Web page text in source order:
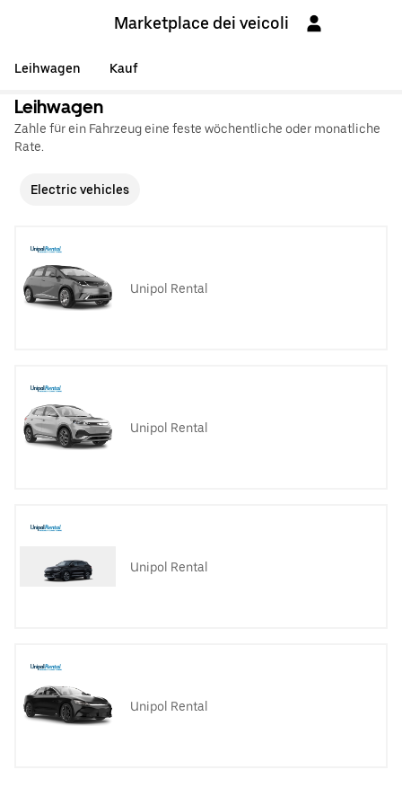
Marketplace dei veicoli
Leihwagen Kauf
Leihwagen
Zahle für ein Fahrzeug eine feste wöchentliche oder monatliche
Rate.
Electric vehicles
Unipol Rental
Unipol Rental
Unipol Rental
Unipol Rental